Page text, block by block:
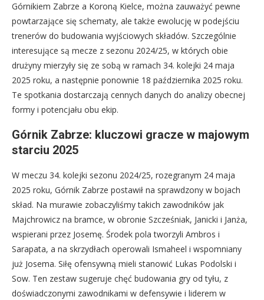
Górnikiem Zabrze a Koroną Kielce, można zauważyć pewne
powtarzające się schematy, ale także ewolucję w podejściu
trenerów do budowania wyjściowych składów. Szczególnie
interesujące są mecze z sezonu 2024/25, w których obie
drużyny mierzyły się ze sobą w ramach 34. kolejki 24 maja
2025 roku, a następnie ponownie 18 października 2025 roku.
Te spotkania dostarczają cennych danych do analizy obecnej
formy i potencjału obu ekip.
Górnik Zabrze: kluczowi gracze w majowym
starciu 2025
W meczu 34. kolejki sezonu 2024/25, rozegranym 24 maja
2025 roku, Górnik Zabrze postawił na sprawdzony w bojach
skład. Na murawie zobaczyliśmy takich zawodników jak
Majchrowicz na bramce, w obronie Szcześniak, Janicki i Janża,
wspierani przez Josemę. Środek pola tworzyli Ambros i
Sarapata, a na skrzydłach operowali Ismaheel i wspomniany
już Josema. Siłę ofensywną mieli stanowić Lukas Podolski i
Sow. Ten zestaw sugeruje chęć budowania gry od tyłu, z
doświadczonymi zawodnikami w defensywie i liderem w